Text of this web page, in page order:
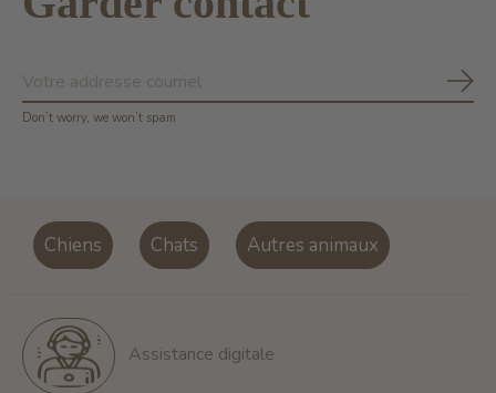
Don’t worry, we won’t spam
Chiens Chats Autres animaux
Assistance digitale